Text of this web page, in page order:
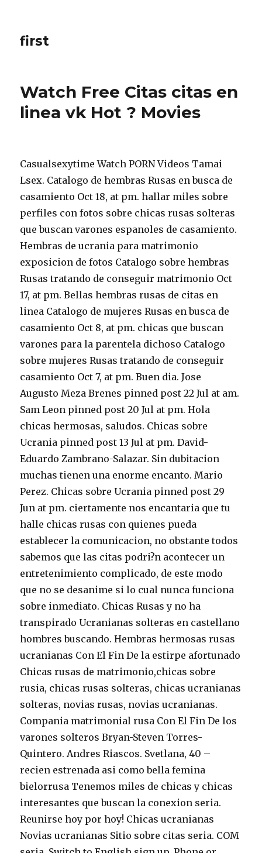
first
Watch Free Citas citas en
linea vk Hot ? Movies
Casualsexytime Watch PORN Videos Tamai
Lsex. Catalogo de hembras Rusas en busca de
casamiento Oct 18, at pm. hallar miles sobre
perfiles con fotos sobre chicas rusas solteras
que buscan varones espanoles de casamiento.
Hembras de ucrania para matrimonio
exposicion de fotos Catalogo sobre hembras
Rusas tratando de conseguir matrimonio Oct
17, at pm. Bellas hembras rusas de citas en
linea Catalogo de mujeres Rusas en busca de
casamiento Oct 8, at pm. chicas que buscan
varones para la parentela dichoso Catalogo
sobre mujeres Rusas tratando de conseguir
casamiento Oct 7, at pm. Buen dia. Jose
Augusto Meza Brenes pinned post 22 Jul at am.
Sam Leon pinned post 20 Jul at pm. Hola
chicas hermosas, saludos. Chicas sobre
Ucrania pinned post 13 Jul at pm. David-
Eduardo Zambrano-Salazar. Sin dubitacion
muchas tienen una enorme encanto. Mario
Perez. Chicas sobre Ucrania pinned post 29
Jun at pm. ciertamente nos encantari­a que tu
halle chicas rusas con quienes pueda
establecer la comunicacion, no obstante todos
sabemos que las citas podri?n acontecer un
entretenimiento complicado, de este modo
que no se desanime si lo cual nunca funciona
sobre inmediato. Chicas Rusas y no ha
transpirado Ucranianas solteras en castellano
hombres buscando. Hembras hermosas rusas
ucranianas Con El Fin De la estirpe afortunado
Chicas rusas de matrimonio,chicas sobre
rusia, chicas rusas solteras, chicas ucranianas
solteras, novias rusas, novias ucranianas.
Compania matrimonial rusa Con El Fin De los
varones solteros Bryan-Steven Torres-
Quintero. Andres Riascos. Svetlana, 40 –
recien estrenada asi­ como bella femina
bielorrusa Tenemos miles de chicas y chicas
interesantes que buscan la conexion seria.
Reunirse hoy por hoy! Chicas ucranianas
Novias ucranianas Sitio sobre citas seri­a. COM